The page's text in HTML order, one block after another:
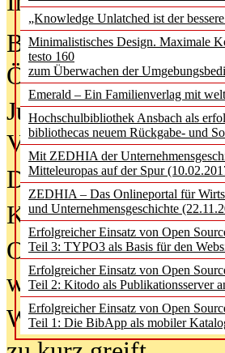
„Knowledge Unlatched ist der
Minimalistisches Design. Maximale
testo 160
zum Überwachen der
Emerald – Ein Familienverlag mit
Hochschulbibliothek Ansbach als
bibliothecas neuem Rückgabe- und
Mit ZEDHIA der
Mitteleuropas auf der Spur
ZEDHIA – Das Onlineportal für
und Unternehmensgeschichte
Erfolgreicher Einsatz von Open
Teil 3: TYPO3 als Basis für den
Erfolgreicher Einsatz von Open
Teil 2: Kitodo als Publikationsserver
Erfolgreicher Einsatz von Open
Teil 1: Die BibApp als mobiler
Bürgerforum
Öffentlichkeit
Jugendliche wollen
Verbote
Digitale
KI-Chatbots
Offene
wissenschaftliche
Warum die Debatte